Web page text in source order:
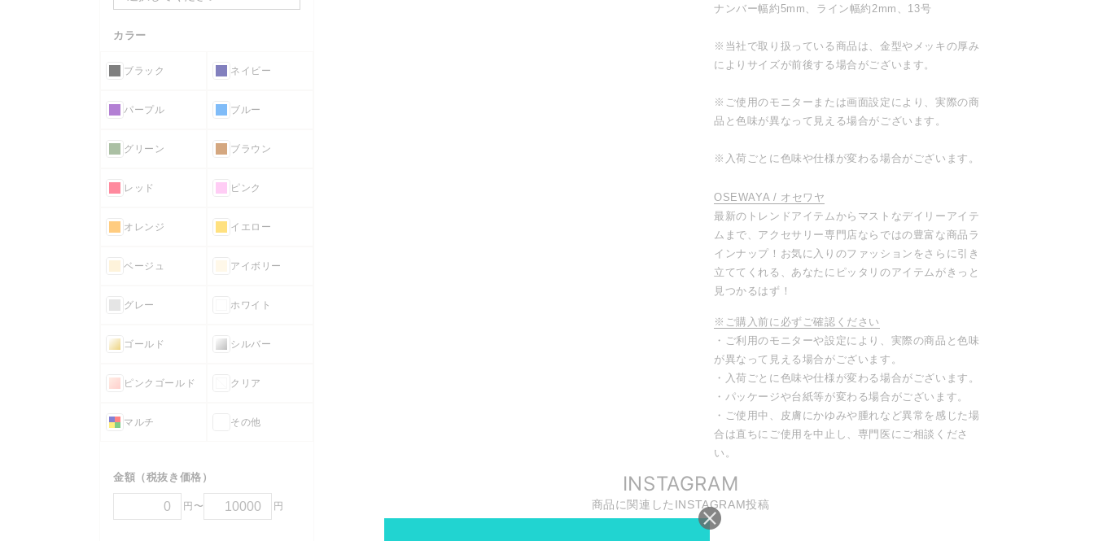
カラー
ブラック ネイビー
パープル ブルー
グリーン ブラウン
レッド ピンク
オレンジ イエロー
ベージュ アイボリー
グレー ホワイト
ゴールド シルバー
ピンクゴールド クリア
マルチ その他
金額（税抜き価格）
円〜 円
ナンバー幅約5mm、ライン幅約2mm、13号
※当社で取り扱っている商品は、金型やメッキの厚み
によりサイズが前後する場合がございます。
※ご使用のモニターまたは画面設定により、実際の商
品と色味が異なって見える場合がございます。
※入荷ごとに色味や仕様が変わる場合がございます。
OSEWAYA / オセワヤ
最新のトレンドアイテムからマストなデイリーアイテ
ムまで、アクセサリー専門店ならではの豊富な商品ラ
インナップ！お気に入りのファッションをさらに引き
立ててくれる、あなたにピッタリのアイテムがきっと
見つかるはず！
※ご購入前に必ずご確認ください
・ご利用のモニターや設定により、実際の商品と色味
が異なって見える場合がございます。
・入荷ごとに色味や仕様が変わる場合がございます。
・パッケージや台紙等が変わる場合がございます。
・ご使用中、皮膚にかゆみや腫れなど異常を感じた場
合は直ちにご使用を中止し、専門医にご相談くださ
い。
INSTAGRAM
商品に関連したINSTAGRAM投稿